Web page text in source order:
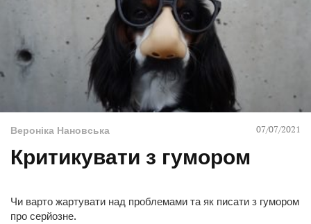
Вероніка Нановська 07/07/2021
Критикувати з гумором
Чи варто жартувати над проблемами та як писати з гумором
про серйозне.